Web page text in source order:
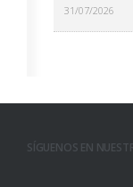
31/07/2026
SÍGUENOS EN